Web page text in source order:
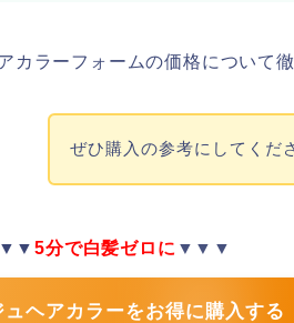
カラーフォームの価格について徹
ぜひ購入の参考にしてくだ
5分で白髪ゼロに ▼▼▼
ヘアカラーをお得に購入する